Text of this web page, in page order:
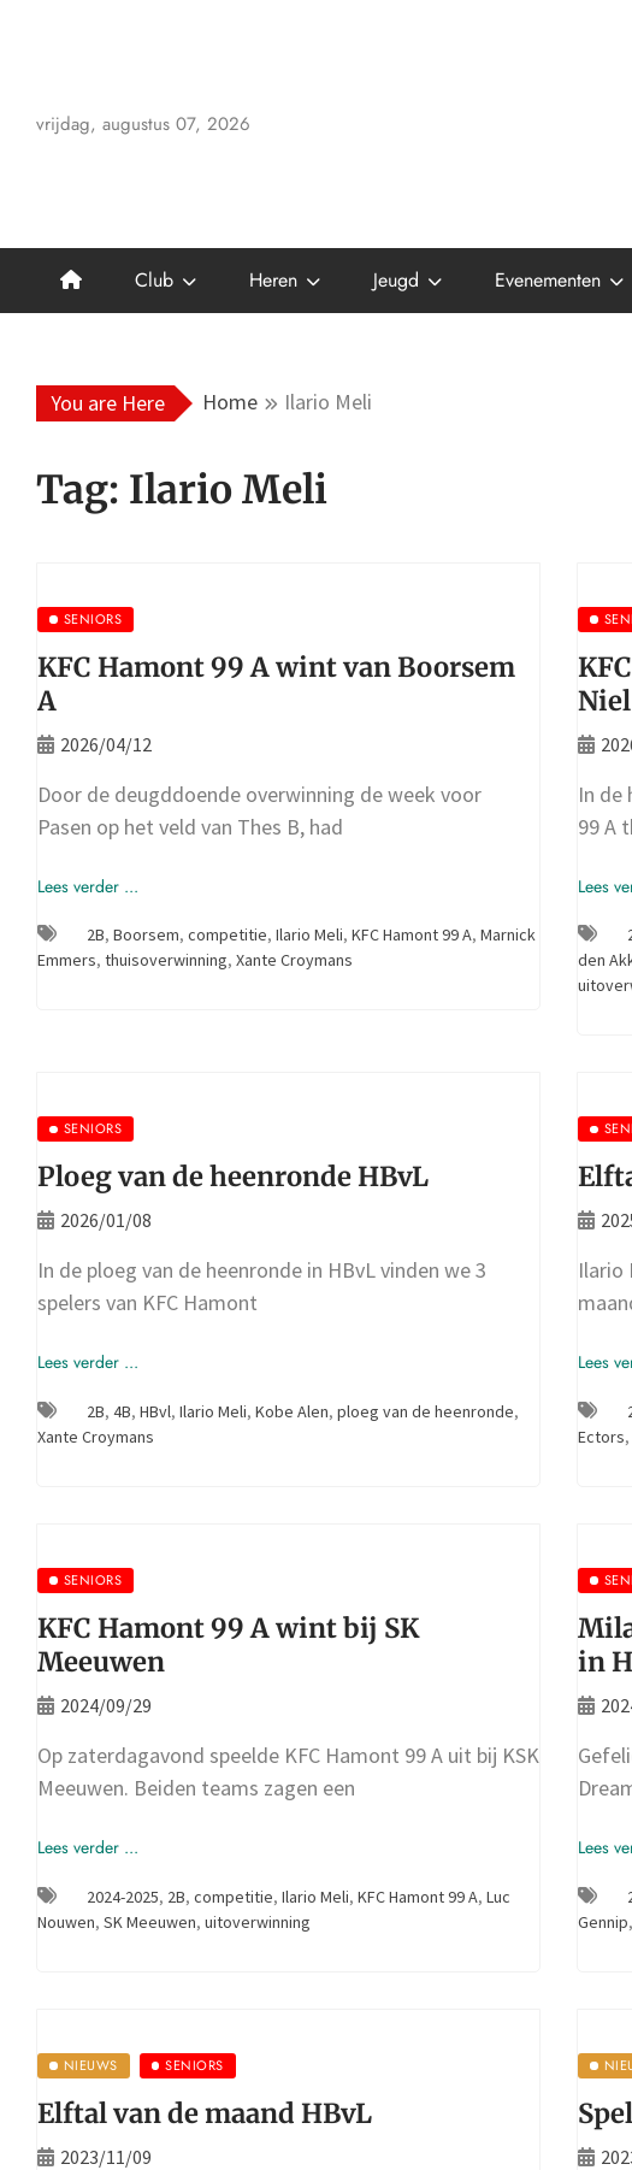
vrijdag, augustus 07, 2026
Club Heren Jeugd Evenementen
You are Here Home Ilario Meli
Tag: Ilario Meli
SENIORS
KFC Hamont 99 A wint van Boorsem
A
2026/04/12
Door de deugddoende overwinning de week voor
Pasen op het veld van Thes B, had
Lees verder ...
2B, Boorsem, competitie, Ilario Meli, KFC Hamont 99 A, Marnick
Emmers, thuisoverwinning, Xante Croymans
Niel
In de
99 A
Lees
den
SENIORS
Ploeg van de heenronde HBvL
2026/01/08
In de ploeg van de heenronde in HBvL vinden we 3
spelers van KFC Hamont
Lees verder ...
2B, 4B, HBvl, Ilario Meli, Kobe Alen, ploeg van de heenronde,
Xante Croymans
Ilario
Lees
Ectors
SENIORS
KFC Hamont 99 A wint bij SK
Meeuwen
2024/09/29
Op zaterdagavond speelde KFC Hamont 99 A uit bij KSK
Meeuwen. Beiden teams zagen een
Lees verder ...
2024-2025, 2B, competitie, Ilario Meli, KFC Hamont 99 A, Luc
Nouwen, SK Meeuwen, uitoverwinning
in
Lees
Gennip
NIEUWS SENIORS
Elftal van de maand HBvL
2023/11/09